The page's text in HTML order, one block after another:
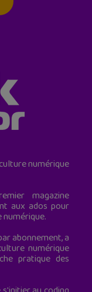
numérique
magazine
aux ados pour
abonnement, a
numérique
pratique des